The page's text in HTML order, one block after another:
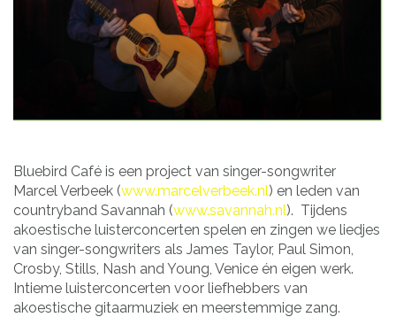
Bluebird Café is een project van singer-songwriter
Marcel Verbeek (www.marcelverbeek.nl) en leden van
countryband Savannah (www.savannah.nl). Tijdens
akoestische luisterconcerten spelen en zingen we liedjes
van singer-songwriters als James Taylor, Paul Simon,
Crosby, Stills, Nash and Young, Venice én eigen werk.
Intieme luisterconcerten voor liefhebbers van
akoestische gitaarmuziek en meerstemmige zang.